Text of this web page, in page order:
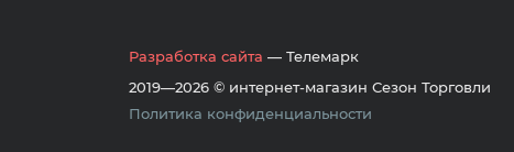
Разработка сайта — Телемарк
2019—2026 © интернет-магазин Сезон Торговли
Политика конфиденциальности